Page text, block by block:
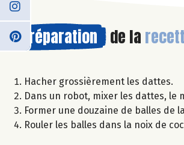
Préparation de la
Hacher grossièrement les dattes.
Dans un robot, mixer les dattes, le
Former une douzaine de balles de
Rouler les balles dans la noix de